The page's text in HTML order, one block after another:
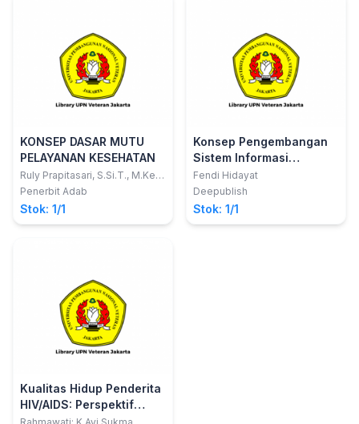
KONSEP DASAR MUTU
PELAYANAN KESEHATAN
Ruly Prapitasari, S.Si.T., M.Kes,
Nurul Hidayatun Jalilah, S.Si.T.,
Penerbit Adab
Stok: 1/1
Konsep Pengembangan
Sistem Informasi
Kesehatan
Fendi Hidayat
Deepublish
Stok: 1/1
Kualitas Hidup Penderita
HIV/AIDS: Perspektif
Sosial dan Klinis